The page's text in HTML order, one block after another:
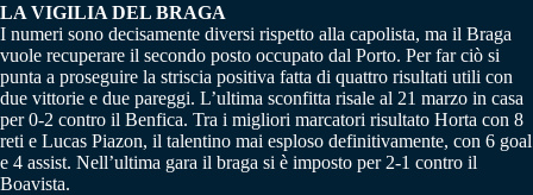
LA VIGILIA DEL BRAGA
I numeri sono decisamente diversi rispetto alla capolista, ma il Braga
vuole recuperare il secondo posto occupato dal Porto. Per far ciò si
punta a proseguire la striscia positiva fatta di quattro risultati utili con
due vittorie e due pareggi. L’ultima sconfitta risale al 21 marzo in casa
per 0-2 contro il Benfica. Tra i migliori marcatori risultato Horta con 8
reti e Lucas Piazon, il talentino mai esploso definitivamente, con 6 goal
e 4 assist. Nell’ultima gara il braga si è imposto per 2-1 contro il
Boavista.